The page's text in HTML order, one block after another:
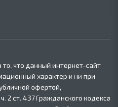
что данный интернет-сайт
характер и ни при
офертой,
2 ст. 437 Гражданского кодекса